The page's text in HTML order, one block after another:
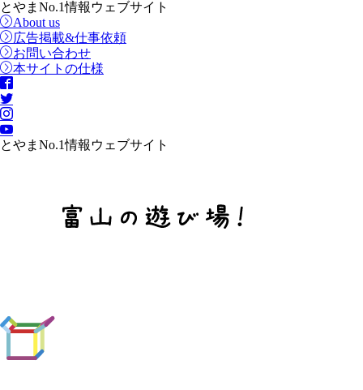
とやまNo.1情報ウェブサイト
About us
広告掲載&仕事依頼
お問い合わせ
本サイトの仕様
とやまNo.1情報ウェブサイト